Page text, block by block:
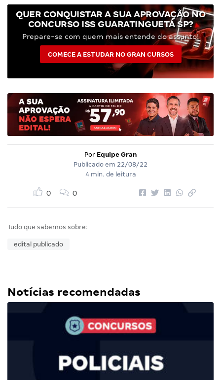
QUER CONQUISTAR A SUA APROVAÇÃO NO
CONCURSO ISS GUARATINGUETÁ SP?
Prepare-se com quem mais entende do assunto!
COMECE A ESTUDAR NO GRAN CURSOS
Por Equipe Gran
Publicado em 22/08/22
4 min. de leitura
0 0
Tudo que sabemos sobre:
edital publicado
Notícias recomendadas